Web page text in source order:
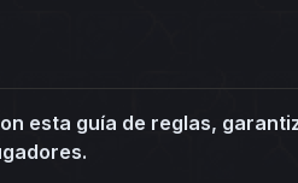
esta guía de reglas,